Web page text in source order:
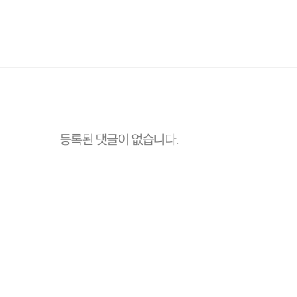
등록된 댓글이 없습니다.